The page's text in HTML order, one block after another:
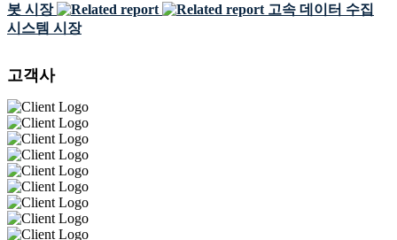
봇 시장
고속 데이터 수집
시스템 시장
고객사